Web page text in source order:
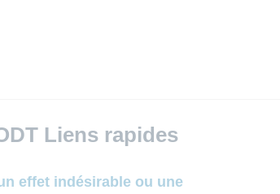
Liens rapides
effet indésirable ou une